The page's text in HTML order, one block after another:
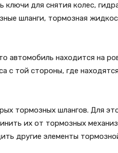
ключи для снятия колес,
шланги, тормозная
автомобиль находится на
с той стороны, где
тормозных шлангов. Для
их от тормозных
другие элементы